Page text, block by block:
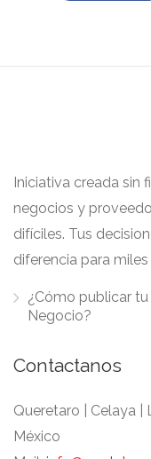
Iniciativa creada sin
negocios y
difíciles. Tus
diferencia para
¿Cómo publicar tu
Negocio?
Contactanos
Queretaro | Celaya |
México